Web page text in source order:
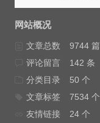
网站概况
文章总数
9744 篇
评论留言
142 条
分类目录
50 个
文章标签
7534 个
友情链接
24 个